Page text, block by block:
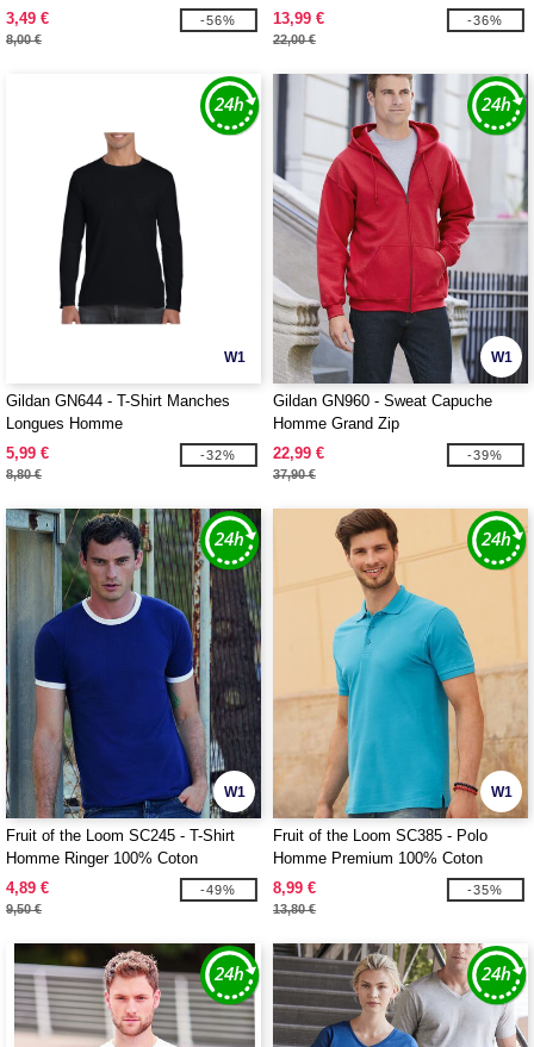
3,49 €
8,00 €
-56% 13,99 €
22,00 €
-36%
W1
Gildan GN644 - T-Shirt Manches
Longues Homme
5,99 €
8,80 €
-32%
W1
Gildan GN960 - Sweat Capuche
Homme Grand Zip
22,99 €
37,90 €
-39%
W1
Fruit of the Loom SC245 - T-Shirt
Homme Ringer 100% Coton
4,89 €
9,50 €
-49%
W1
Fruit of the Loom SC385 - Polo
Homme Premium 100% Coton
8,99 €
13,80 €
-35%